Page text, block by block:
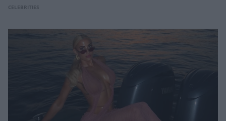
CELEBRITIES